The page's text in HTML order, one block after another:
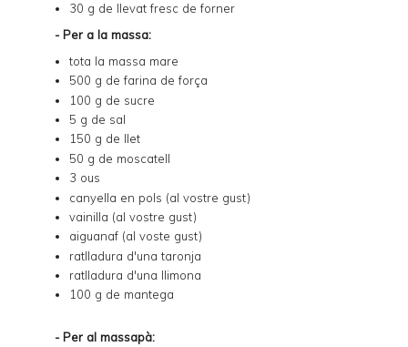
30 g de llevat fresc de forner
- Per a la massa:
tota la massa mare
500 g de farina de força
100 g de sucre
5 g de sal
150 g de llet
50 g de moscatell
3 ous
canyella en pols (al vostre gust)
vainilla (al vostre gust)
aiguanaf (al voste gust)
ratlladura d'una taronja
ratlladura d'una llimona
100 g de mantega
- Per al massapà: